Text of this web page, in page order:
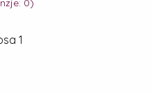
0)
1